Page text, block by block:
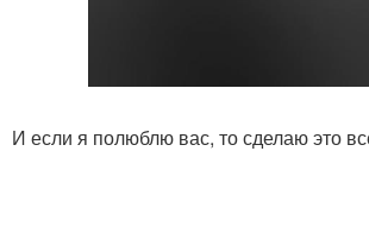
И если я полюблю вас, то сделаю это